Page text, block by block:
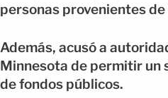
personas provenientes de
Además, acusó a
Minnesota de permitir un
de fondos públicos.